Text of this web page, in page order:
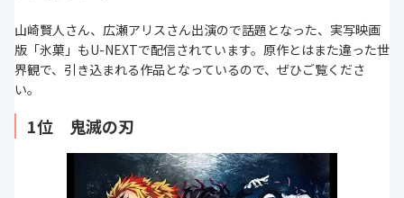
山崎賢人さん、広瀬アリスさん出演ので話題となった、実写映画
版「氷菓」もU-NEXTで配信されています。原作とはまた違った世
界観で、引き込まれる作品となっているので、ぜひご覧くださ
い。
1位 鬼滅の刃